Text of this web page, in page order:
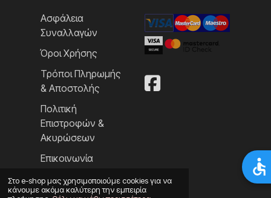
Στο e-shop μας χρησιμοποιούμε cookies για να
κάνουμε ακόμα καλύτερη την εμπειρία
Ασφάλεια
Συναλλαγών
Όροι Χρήσης
Τρόποι Πληρωμής
& Αποστολής
Πολιτική
Επιστροφών &
Ακυρώσεων
Επικοινωνία